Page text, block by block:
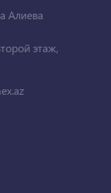
Алиева
этаж,